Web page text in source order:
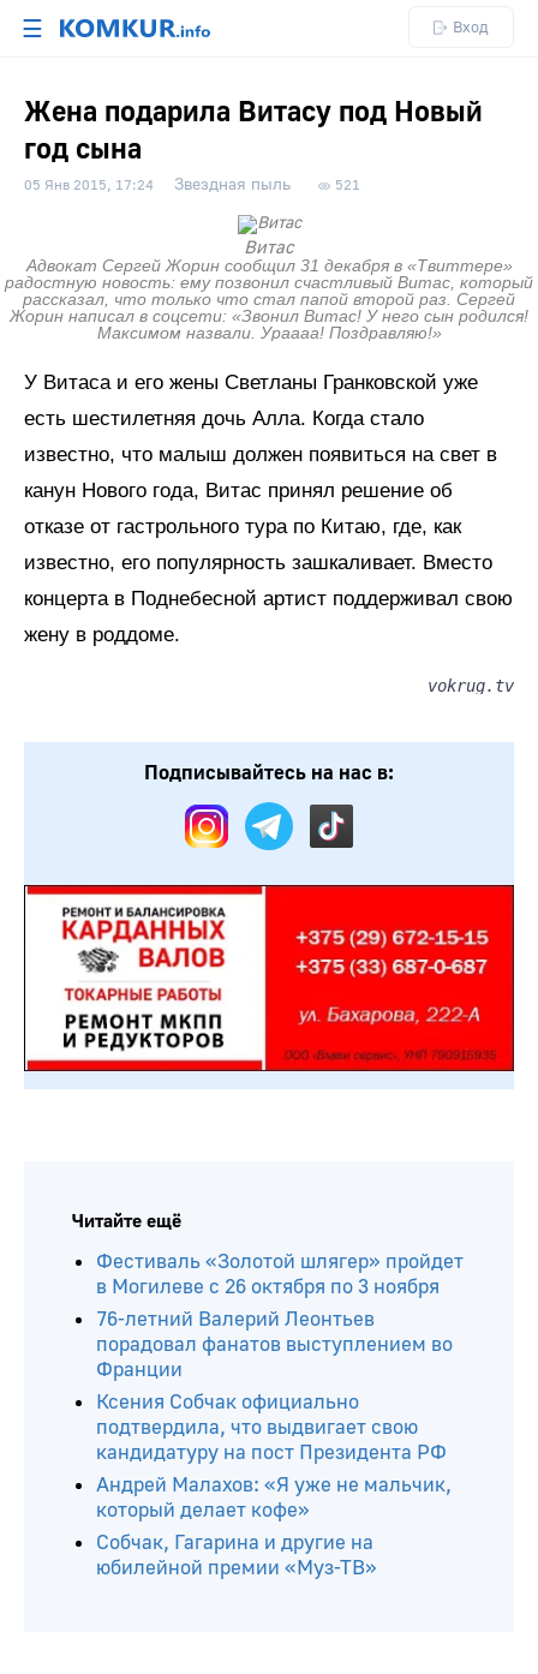
☰ Вход
Жена подарила Витасу под Новый
год сына
05 Янв 2015, 17:24 Звездная пыль 521
Витас
Адвокат Сергей Жорин сообщил 31 декабря в «Твиттере»
радостную новость: ему позвонил счастливый Витас, который
рассказал, что только что стал папой второй раз. Сергей
Жорин написал в соцсети: «Звонил Витас! У него сын родился!
Максимом назвали. Ураааа! Поздравляю!»
У Витаса и его жены Светланы Гранковской уже
есть шестилетняя дочь Алла. Когда стало
известно, что малыш должен появиться на свет в
канун Нового года, Витас принял решение об
отказе от гастрольного тура по Китаю, где, как
известно, его популярность зашкаливает. Вместо
концерта в Поднебесной артист поддерживал свою
жену в роддоме.
vokrug.tv
Подписывайтесь на нас в:
Читайте ещё
Фестиваль «Золотой шлягер» пройдет
в Могилеве с 26 октября по 3 ноября
76-летний Валерий Леонтьев
порадовал фанатов выступлением во
Франции
Ксения Собчак официально
подтвердила, что выдвигает свою
кандидатуру на пост Президента РФ
Андрей Малахов: «Я уже не мальчик,
который делает кофе»
Собчак, Гагарина и другие на
юбилейной премии «Муз-ТВ»